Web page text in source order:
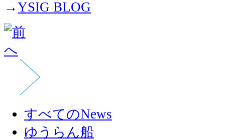
→YSIG BLOG
すべてのNews
ゆうらん船